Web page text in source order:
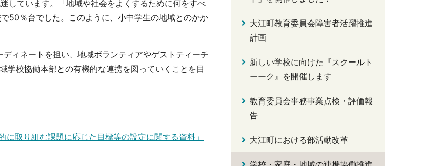
しています。「地域や社会をよくするために何をすべ
50％台でした。このように、小中学生の地域とのかか
ィネートを担い、地域ボランティアやゲストティーチ
学校協働本部との有機的な連携を図っていくことを目
に取り組む課題に応じた目標等の設定に関する資料」
大江町教育委員会障害者活躍推進
計画
新しい学校に向けた『スクールト
ーーク』を開催します
教育委員会事務事業点検・評価報
告
大江町における部活動改革